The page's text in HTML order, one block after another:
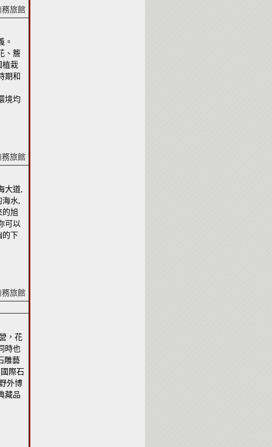
務旅館
。
、簷
植栽
期和
境均
務旅館
大道,
海水,
的旭
可以
的下
務旅館
，花
時也
雕藝
際石
外博
藏品